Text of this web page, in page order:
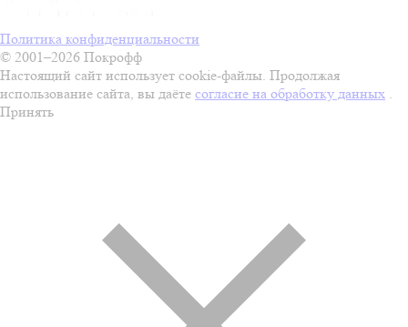
Политика конфиденциальности
© 2001–2026 Покрофф
Настоящий сайт использует cookie-файлы. Продолжая
использование сайта, вы даёте согласие на обработку данных .
Принять